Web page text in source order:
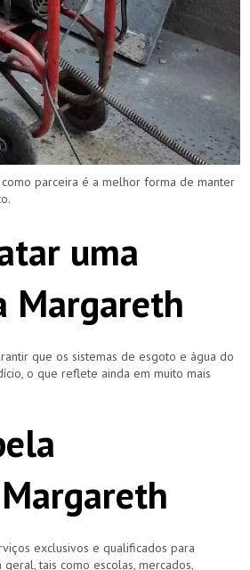
parceira é a melhor forma de manter
uma
Margareth
que os sistemas de esgoto e água do
o que reflete ainda em muito mais
exclusivos e qualificados para
tais como escolas, mercados,